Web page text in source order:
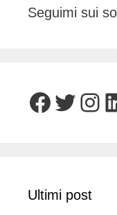
Seguimi sui
Ultimi post